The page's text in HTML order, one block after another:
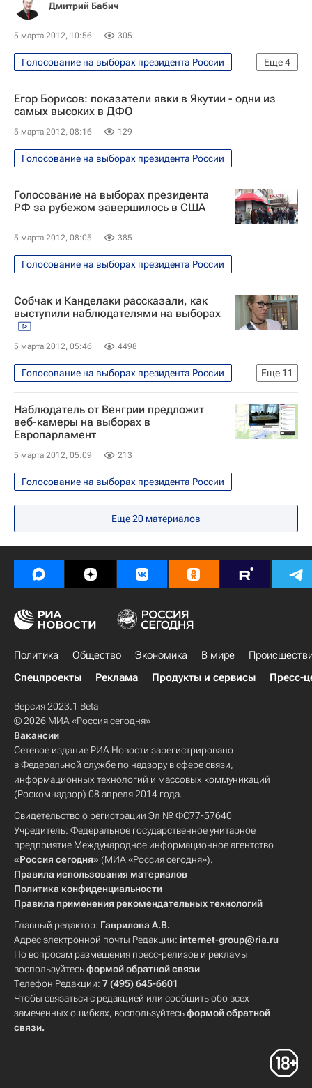
Дмитрий Бабич
5 марта 2012, 10:56 305
Еще4
Голосование на выборах президента России
Президентская избирательная кампания-2012 в России
Подсчет голосов на выборах президента России
Аналитика
Егор Борисов: показатели явки в Якутии - одни из
самых высоких в ДФО
5 марта 2012, 08:16 129
Голосование на выборах президента России
Голосование на выборах президента
РФ за рубежом завершилось в США
5 марта 2012, 08:05 385
Голосование на выборах президента России
Собчак и Канделаки рассказали, как
выступили наблюдателями на выборах
5 марта 2012, 05:46 4498
Еще 11
Голосование на выборах президента России
Общество - Видео
Видео
Эфир
Москва
Ксения Собчак
Президент РФ
Выборы
Голосование
Подсчет голосов на выборах президента России
Наблюдатель от Венгрии предложит
веб-камеры на выборах в
Европарламент
5 марта 2012, 05:09 213
Голосование на выборах президента России
Еще20 материалов
Политика Общество Экономика В мире
Спецпроекты
Реклама Продукты и сервисы Пресс-
Версия 2023.1 Beta
© 2026 МИА «Россия сегодня»
Вакансии
Сетевое издание РИА Новости зарегистрировано
в Федеральной службе по надзору в сфере связи,
информационных технологий и массовых коммуникаций
(Роскомнадзор) 08 апреля 2014 года.
Свидетельство о регистрации Эл № ФС77-57640
Учредитель: Федеральное государственное унитарное
предприятие Международное информационное агентство
«Россия сегодня» (МИА «Россия сегодня»).
Правила использования материалов
Политика конфиденциальности
Правила применения рекомендательных технологий
Главный редактор: Гаврилова А.В.
Адрес электронной почты Редакции: internet-group@ria.ru
По вопросам размещения пресс-релизов и рекламы
воспользуйтесьформой обратной связи
Телефон Редакции: 7 (495) 645-6601
Чтобы связаться с редакцией или сообщить обо всех
замеченных ошибках, воспользуйтесьформой обратной
связи.